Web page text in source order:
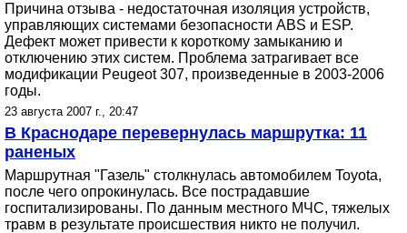
Причина отзыва - недостаточная изоляция устройств,
управляющих системами безопасности ABS и ESP.
Дефект может привести к короткому замыканию и
отключению этих систем. Проблема затрагивает все
модификации Peugeot 307, произведенные в 2003-2006
годы.
23 августа 2007 г., 20:47
В Краснодаре перевернулась маршрутка: 11
раненых
Маршрутная "Газель" столкнулась автомобилем Toyota,
после чего опрокинулась. Все пострадавшие
госпитализированы. По данным местного МЧС, тяжелых
травм в результате происшествия никто не получил.